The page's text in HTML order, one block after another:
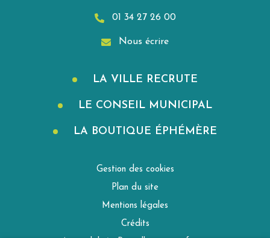
01 34 27 26 00
Nous écrire
LA VILLE RECRUTE
LE CONSEIL MUNICIPAL
LA BOUTIQUE ÉPHÉMÈRE
Gestion des cookies
Plan du site
Mentions légales
Crédits